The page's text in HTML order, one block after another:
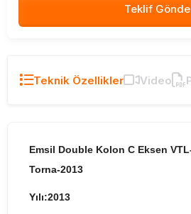
Teklif
Teknik Özellikler Video
Emsil Double Kolon C Eksen
Torna-2013
Yılı:2013